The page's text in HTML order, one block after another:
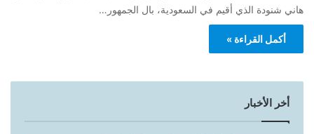
هاني شنودة الذي أقيم في السعودية، بال الجمهور…
أكمل القراءة »
أخر الأخبار